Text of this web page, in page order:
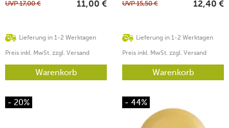
Lieferung in 1-2 Werktagen
UVP17,00 € 11,00 €
Preis inkl. MwSt. zzgl. Versand
Warenkorb
Lieferung in 1-2 Werktagen
UVP15,50 € 12,40 €
Preis inkl. MwSt. zzgl. Versand
Warenkorb
- 20% - 44%